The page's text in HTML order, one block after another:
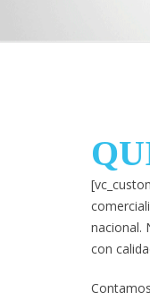
nacional.
con